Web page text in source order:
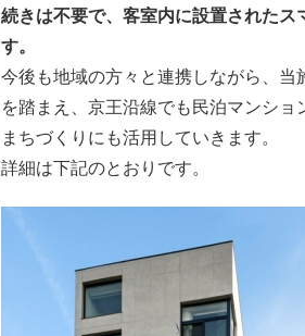
続きは不要で、客室内に設置された
す。
今後も地域の方々と連携しながら、
を踏まえ、京王沿線でも民泊マンシ
まちづくりにも活用していきます。
詳細は下記のとおりです。